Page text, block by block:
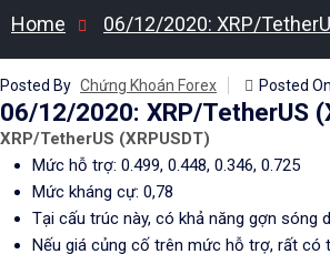
Home 06/12/2020: XRP/
Posted By Chứng Khoán Forex Posted On
06/12/2020: XRP/TetherUS
XRP/TetherUS (XRPUSDT)
Mức hỗ trợ: 0.499, 0.448, 0.346, 0.725
Mức kháng cự: 0,78
Tại cấu trúc này, có khả năng gợn sóng
Nếu giá củng cố trên mức hỗ trợ, rất có